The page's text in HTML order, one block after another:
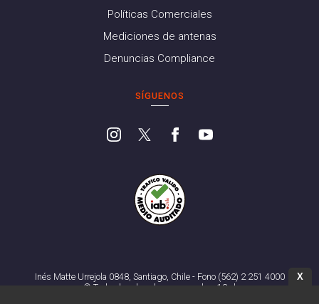
Políticas Comerciales
Mediciones de antenas
Denuncias Compliance
SÍGUENOS
Inés Matte Urrejola 0848, Santiago, Chile - Fono (562) 2 251 4000
© Todos los derechos reservados. 13.cl
X